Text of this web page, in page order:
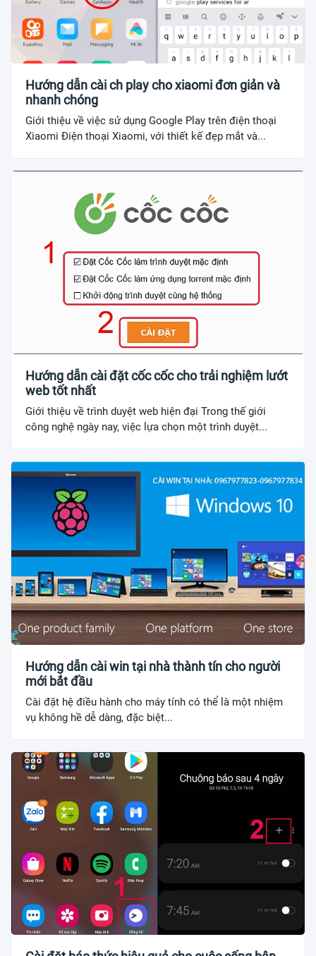
Hướng dẫn cài ch play cho xiaomi đơn giản và
nhanh chóng
Giới thiệu về việc sử dụng Google Play trên điện thoại
Xiaomi Điện thoại Xiaomi, với thiết kế đẹp mắt và...
Hướng dẫn cài đặt cốc cốc cho trải nghiệm lướt
web tốt nhất
Giới thiệu về trình duyệt web hiện đại Trong thế giới
công nghệ ngày nay, việc lựa chọn một trình duyệt...
Hướng dẫn cài win tại nhà thành tín cho người
mới bắt đầu
Cài đặt hệ điều hành cho máy tính có thể là một nhiệm
vụ không hề dễ dàng, đặc biệt...